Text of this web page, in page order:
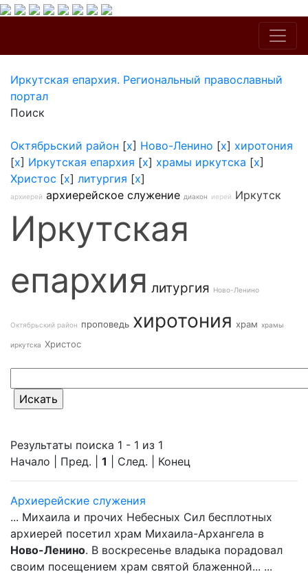
Иркутская епархия. Региональный православный
портал
Поиск
Октябрьский район [x] Ново-Ленино [x] хиротония
[x] Иркутская епархия [x] храмы иркутска [x]
Христос [x] литургия [x]
архиерей архиерейское служение диакон иерей Иркутск
Иркутская
епархия литургия Ново-Ленино
Октябрьский район проповедь хиротония храм храмы
иркутска Христос
Результаты поиска 1 - 1 из 1
Начало | Пред. | 1 | След. | Конец
Архиерейские служения
... Михаила и прочих Небесных Сил бесплотных
архиерей посетил храм Михаила-Архангела в
Ново-Ленино. В воскресенье владыка порадовал
своим посещением храм святой блаженной... ...